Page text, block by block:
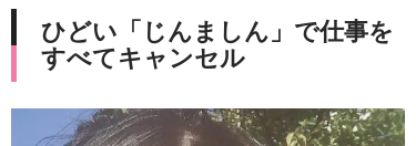
ひどい「じんましん」で仕事を
すべてキャンセル